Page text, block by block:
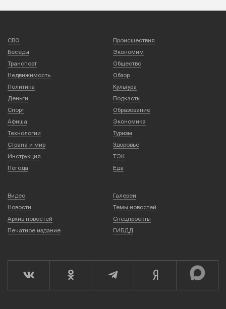
СВО
Происшествия
Беседы
Экономим
Транспорт
Общество
Недвижимость
Обзор
Политика
Культура
Деньги
Подкасты
Спорт
Образование
Афиша
Экономика
Технологии
Туризм
Страна и мир
Здоровье
Инструкция
ТЭК
Погода
Еда
Видео
Галереи
Новости
Темы новостей
Архив новостей
Спецпроекты
Печатное издание
ГИБДД